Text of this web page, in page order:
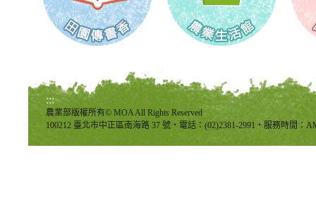
:::
農業部版權所有© MOA All Rights Reserved
100212 臺北市中正區南海路 37 號‧電話：(02)2381-2991‧服務時間：